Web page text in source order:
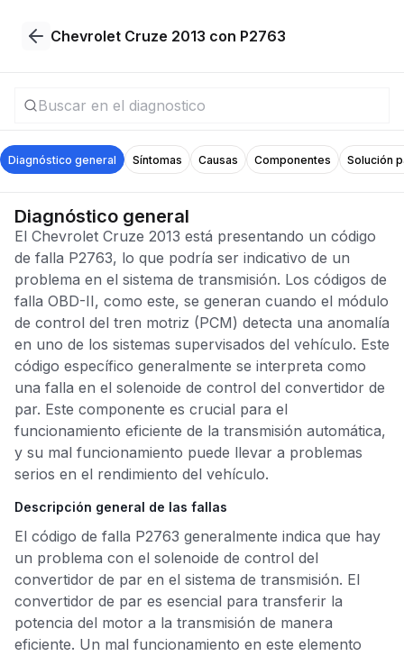
Chevrolet Cruze 2013 con P2763
Diagnóstico general Síntomas Causas Componentes Solución
Diagnóstico general
El Chevrolet Cruze 2013 está presentando un código
de falla P2763, lo que podría ser indicativo de un
problema en el sistema de transmisión. Los códigos de
falla OBD-II, como este, se generan cuando el módulo
de control del tren motriz (PCM) detecta una anomalía
en uno de los sistemas supervisados del vehículo. Este
código específico generalmente se interpreta como
una falla en el solenoide de control del convertidor de
par. Este componente es crucial para el
funcionamiento eficiente de la transmisión automática,
y su mal funcionamiento puede llevar a problemas
serios en el rendimiento del vehículo.
Descripción general de las fallas
El código de falla P2763 generalmente indica que hay
un problema con el solenoide de control del
convertidor de par en el sistema de transmisión. El
convertidor de par es esencial para transferir la
potencia del motor a la transmisión de manera
eficiente. Un mal funcionamiento en este elemento